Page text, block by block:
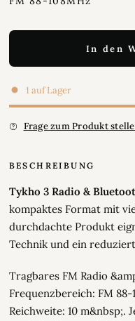
In den
1 auf Lager
Frage zum Produkt
BESCHREIBUNG
Tykho 3 Radio &
kompaktes Format mit
durchdachte Produkt
Technik und ein
Tragbares FM Radio
Frequenzbereich: FM
Reichweite: 10 m&nbsp;.